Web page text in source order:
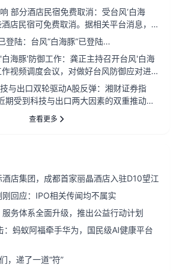
部分酒店民宿免费取消：受台风‘白海
酒店民宿可免费取消。据相关平台消息，因
部分...
登陆：台风“白海豚”已登陆...
海豚'防御工作：龚正主持召开台风'白海
视频调度会议，对做好台风防御应对进行
...
与出口双轮驱动A股反弹：湘财证券指
期受到科技与出口两大因素的双重推动，
公司研究...
查看更多
店集团，成都首家丽晶酒店入驻D10望江
回应：IPO相关传闻均不属实
务体系全面升级，推出公益行动计划
：蚂蚁阿福牵手华为，国民级AI健康平台
，递了一道“符”